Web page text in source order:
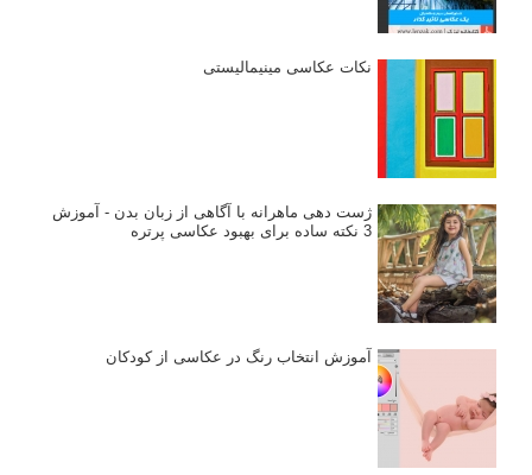
نکات عکاسی مینیمالیستی
ژست دهی ماهرانه با آگاهی از زبان بدن - آموزش
3 نکته ساده برای بهبود عکاسی پرتره
آموزش انتخاب رنگ در عکاسی از کودکان